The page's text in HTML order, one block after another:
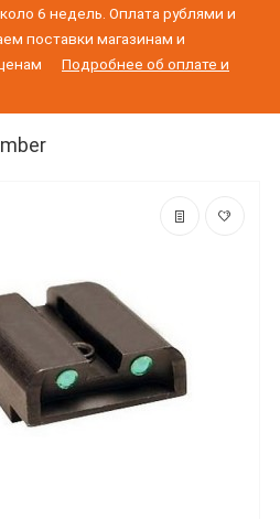
6 недель. Оплата рублями и
поставки магазинам и
Подробнее об оплате и